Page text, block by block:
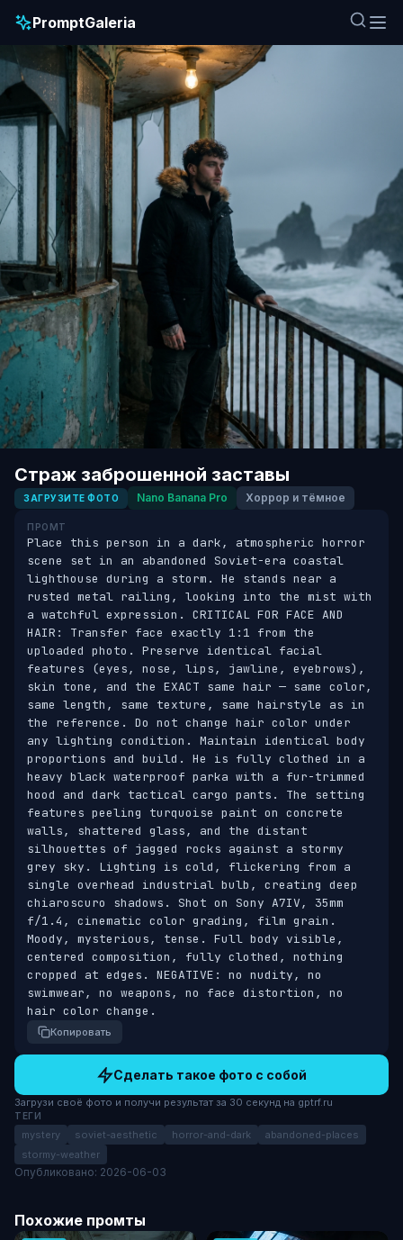
PromptGaleria
Страж заброшенной заставы
ЗАГРУЗИТЕ ФОТО Nano Banana Pro Хоррор и тёмное
ПРОМТ
Place this person in a dark, atmospheric horror
scene set in an abandoned Soviet-era coastal
lighthouse during a storm. He stands near a
rusted metal railing, looking into the mist with
a watchful expression. CRITICAL FOR FACE AND
HAIR: Transfer face exactly 1:1 from the
uploaded photo. Preserve identical facial
features (eyes, nose, lips, jawline, eyebrows),
skin tone, and the EXACT same hair — same color,
same length, same texture, same hairstyle as in
the reference. Do not change hair color under
any lighting condition. Maintain identical body
proportions and build. He is fully clothed in a
heavy black waterproof parka with a fur-trimmed
hood and dark tactical cargo pants. The setting
features peeling turquoise paint on concrete
walls, shattered glass, and the distant
silhouettes of jagged rocks against a stormy
grey sky. Lighting is cold, flickering from a
single overhead industrial bulb, creating deep
chiaroscuro shadows. Shot on Sony A7IV, 35mm
f/1.4, cinematic color grading, film grain.
Moody, mysterious, tense. Full body visible,
centered composition, fully clothed, nothing
cropped at edges. NEGATIVE: no nudity, no
swimwear, no weapons, no face distortion, no
hair color change.
Копировать
Сделать такое фото с собой
Загрузи своё фото и получи результат за 30 секунд на gptrf.ru
ТЕГИ
mystery soviet-aesthetic horror-and-dark
abandoned-places
stormy-weather
Опубликовано: 2026-06-03
Похожие промты